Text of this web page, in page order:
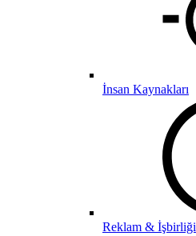
İnsan Kaynakları
Reklam & İşbirliği